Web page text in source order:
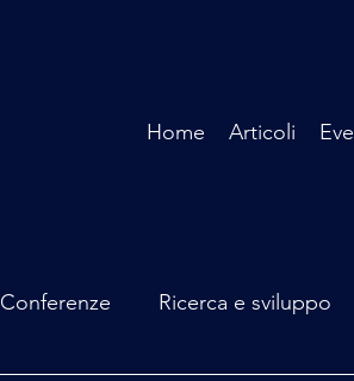
Home Articoli
Conferenze Ricerca e sviluppo